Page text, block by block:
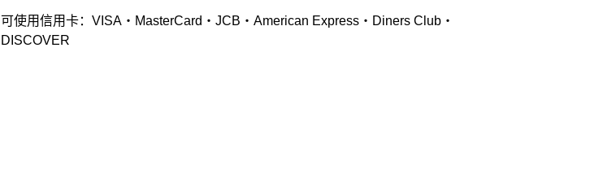
可使用信用卡：VISA・MasterCard・JCB・American Express・Diners Club・
DISCOVER